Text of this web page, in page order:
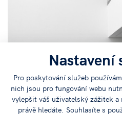
Nastavení
Pro poskytování služeb
nich jsou pro fungování webu
vylepšit váš uživatelský zážitek
právě hledáte. Souhlasíte s